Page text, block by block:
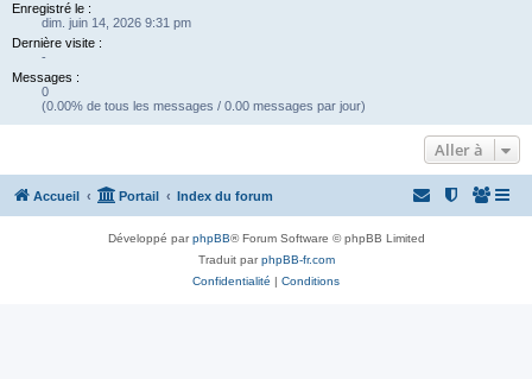
Enregistré le :
dim. juin 14, 2026 9:31 pm
Dernière visite :
-
Messages :
0
(0.00% de tous les messages / 0.00 messages par jour)
Aller à
Accueil Portail Index du forum
Développé parphpBB® Forum Software © phpBB Limited
Traduit parphpBB-fr.com
Confidentialité | Conditions